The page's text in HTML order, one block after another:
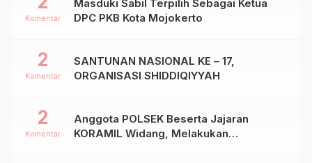
Masduki Sabil Terpilih Sebagai Ketua
DPC PKB Kota Mojokerto
Komentar
SANTUNAN NASIONAL KE – 17,
ORGANISASI SHIDDIQIYYAH
2
Komentar
Anggota POLSEK Beserta Jajaran
KORAMIL Widang, Melakukan
2
Komentar